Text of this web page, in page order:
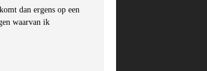
dan ergens op een
waarvan ik